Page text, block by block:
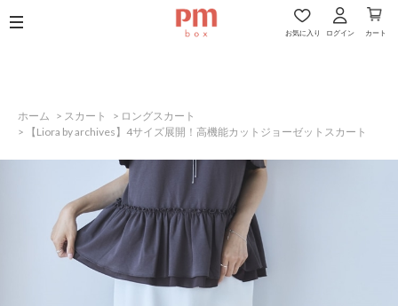
お気に入り ログイン カート
ホーム > スカート > ロングスカート
>
【Liora by archives】4サイズ展開！高機能カットジョーゼットスカート